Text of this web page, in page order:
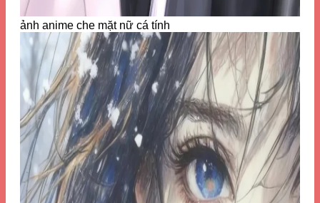
ảnh anime che mặt nữ cá tính